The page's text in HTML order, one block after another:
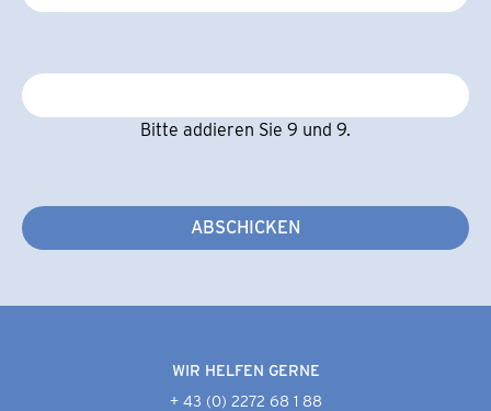
Bitte addieren Sie 9 und 9.
ABSCHICKEN
WIR HELFEN GERNE
+ 43 (0) 2272 68 1 88